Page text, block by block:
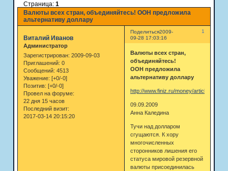
Валюты всех стран, объединяйтесь! ООН предложила
альтернативу доллару
Страница: 1
Поделиться 1
2009-
09-28 17:03:16
Виталий Иванов
Администратор
Зарегистрирован: 2009-09-03
Приглашений: 0
Сообщений: 4513
Уважение: [+0/-0]
Позитив: [+0/-0]
Провел на форуме:
22 дня 15 часов
Последний визит:
2017-03-14 20:15:20
Валюты всех стран,
объединяйтесь!
ООН предложила
альтернативу доллару
http://www.finiz.ru/money/
09.09.2009
Анна Каледина
Тучи над долларом
сгущаются. К хору
многочисленных
сторонников лишения его
статуса мировой резервной
валюты присоединилась